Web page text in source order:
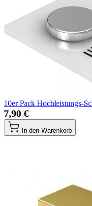
10er Pack Hochleistungs-
7,90 €
In den Warenkorb